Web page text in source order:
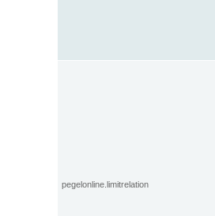
pegelonline.limitrelation